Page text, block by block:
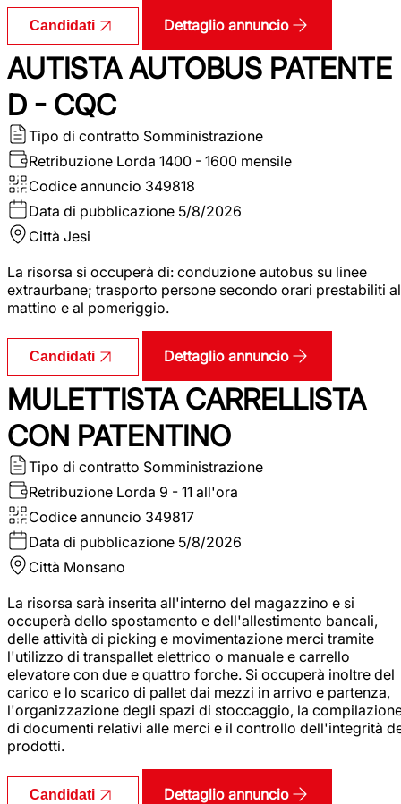
Candidati Dettaglio annuncio
AUTISTA AUTOBUS PATENTE
D - CQC
Tipo di contratto Somministrazione
Retribuzione Lorda 1400 - 1600 mensile
Codice annuncio 349818
Data di pubblicazione 5/8/2026
Città Jesi
La risorsa si occuperà di: conduzione autobus su linee
extraurbane; trasporto persone secondo orari prestabiliti al
mattino e al pomeriggio.
Candidati Dettaglio annuncio
MULETTISTA CARRELLISTA
CON PATENTINO
Tipo di contratto Somministrazione
Retribuzione Lorda 9 - 11 all'ora
Codice annuncio 349817
Data di pubblicazione 5/8/2026
Città Monsano
La risorsa sarà inserita all'interno del magazzino e si
occuperà dello spostamento e dell'allestimento bancali,
delle attività di picking e movimentazione merci tramite
l'utilizzo di transpallet elettrico o manuale e carrello
elevatore con due e quattro forche. Si occuperà inoltre del
carico e lo scarico di pallet dai mezzi in arrivo e partenza,
l'organizzazione degli spazi di stoccaggio, la
di documenti relativi alle merci e il controllo dell'integrità
prodotti.
Candidati Dettaglio annuncio